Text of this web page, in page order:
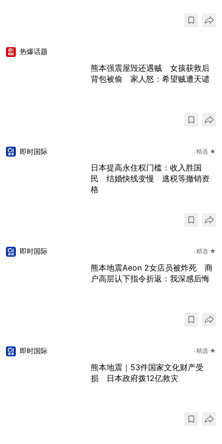
热爆话题
熊本强震屋毁还遇贼 女孩获救后
背包被偷 家人怒：希望贼遭天谴
即时国际 精选 ★
日本提高永住权门槛：收入胜国
民 结婚快线变慢 逃税等撤销资
格
即时国际 精选 ★
熊本地震Aeon 2女店员被炸死 商
户高层认下指令折返：我深感后悔
即时国际 精选 ★
熊本地震｜53件国家文化财产受
损 日本政府拨12亿救灾